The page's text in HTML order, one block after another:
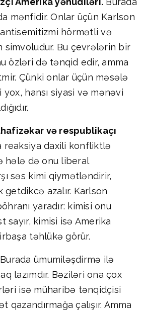
mənfidir. Onlar üçün Karlson
hörmətli və
simvoludur. Bu çevrələrin bir
özləri də tənqid edir, amma
Çünki onlar üçün məsələ
hansı siyasi və mənəvi
və respublikaçı
reaksiya daxili konfliktlə
hələ də onu liberal
səs kimi qiymətləndirir,
getdikcə azalır. Karlson
yaradır: kimisi onu
sayır, kimisi isə Amerika
təhlükə görür.
ümumiləşdirmə ilə
lazımdır. Bəziləri ona çox
isə müharibə tənqidçisi
qazandırmağa çalışır. Amma